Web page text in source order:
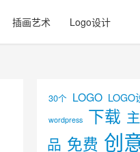
插画艺术 Logo设计
30个 LOGO LOGO
wordpress 下载
品 免费 创